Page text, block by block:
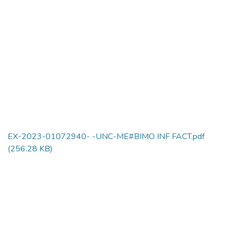
EX-2023-01072940- -UNC-ME#BIMO INF FACT.pdf
(256.28 KB)